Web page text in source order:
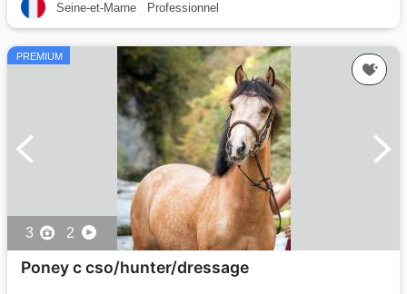
Seine-et-Marne Professionnel
PREMIUM
3 2
Poney c cso/hunter/dressage